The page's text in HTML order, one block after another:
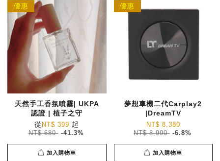
優惠
天然手工香氛噴霧| UKPA
認證 | 植子之守
從 NT$ 399 起
NT$ 680 -41.3%
加入購物車
優惠
夢想車機二代Carplay2
|DreamTV
NT$ 8,380
NT$ 8,990 -6.8%
加入購物車